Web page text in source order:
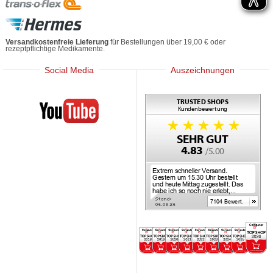
Versandkostenfreie Lieferung für Bestellungen über 19,00 € oder
rezeptpflichtige Medikamente.
Social Media
Mediherz
Auszeichnungen